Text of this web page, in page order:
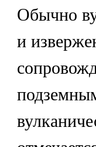
Обычно
и